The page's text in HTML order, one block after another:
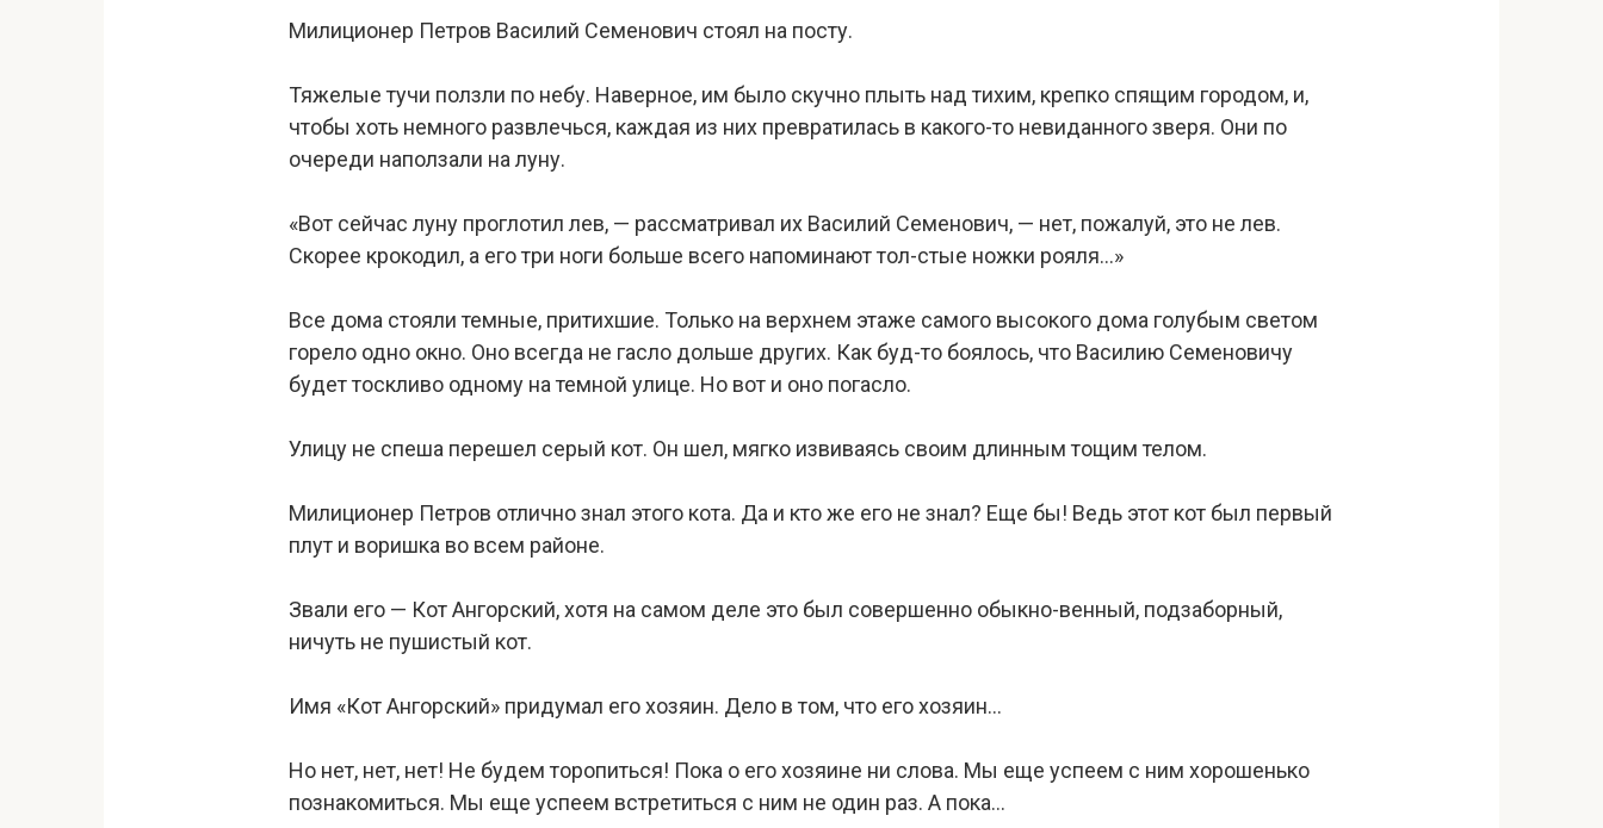
Милиционер Петров Василий Семенович стоял на посту.
Тяжелые тучи ползли по небу. Наверное, им было скучно плыть над тихим, крепко спящим городом, и,
чтобы хоть немного развлечься, каждая из них превратилась в какого-то невиданного зверя. Они по
очереди наползали на луну.
«Вот сейчас луну проглотил лев, — рассматривал их Василий Семенович, — нет, пожалуй, это не лев.
Скорее крокодил, а его три ноги больше всего напоминают тол-стые ножки рояля…»
Все дома стояли темные, притихшие. Только на верхнем этаже самого высокого дома голубым светом
горело одно окно. Оно всегда не гасло дольше других. Как буд-то боялось, что Василию Семеновичу
будет тоскливо одному на темной улице. Но вот и оно погасло.
Улицу не спеша перешел серый кот. Он шел, мягко извиваясь своим длинным тощим телом.
Милиционер Петров отлично знал этого кота. Да и кто же его не знал? Еще бы! Ведь этот кот был первый
плут и воришка во всем районе.
Звали его — Кот Ангорский, хотя на самом деле это был совершенно обыкно-венный, подзаборный,
ничуть не пушистый кот.
Имя «Кот Ангорский» придумал его хозяин. Дело в том, что его хозяин…
Но нет, нет, нет! Не будем торопиться! Пока о его хозяине ни слова. Мы еще успеем с ним хорошенько
познакомиться. Мы еще успеем встретиться с ним не один раз. А пока…